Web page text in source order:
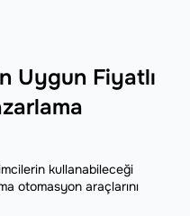
Uygun Fiyatlı
kullanabileceği
otomasyon araçlarını